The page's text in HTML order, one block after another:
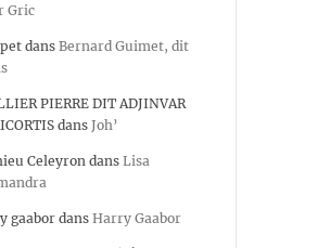
Gric
dans Bernard Guimet, dit
PIERRE DIT ADJINVAR
dans Joh’
Celeyron dans Lisa
gaabordans Harry Gaabor